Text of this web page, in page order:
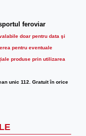
feroviar
doar pentru data şi
pentru eventuale
produse prin utilizarea
unic 112. Gratuit în orice